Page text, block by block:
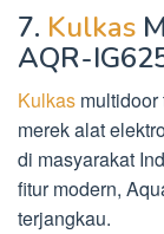
7. Kulkas
AQR-
Kulkas
merek alat
di masyarakat
fitur modern,
terjangkau.